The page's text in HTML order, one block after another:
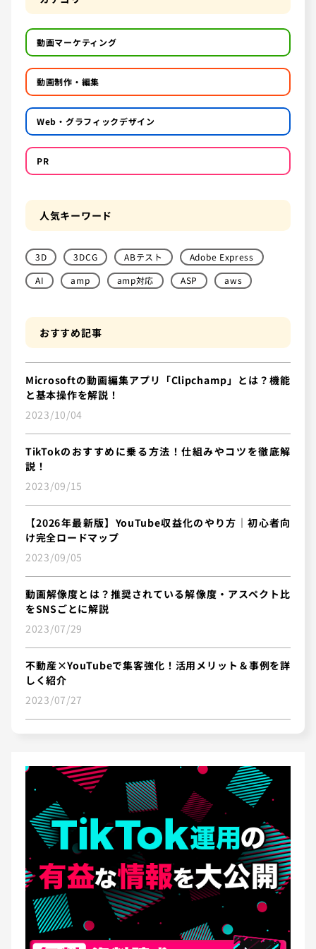
動画マーケティング
動画制作・編集
Web・グラフィックデザイン
PR
人気キーワード
3D 3DCG ABテスト
Adobe Express
AI
amp amp対応 ASP aws
おすすめ記事
Microsoftの動画編集アプリ「Clipchamp」とは？機能
と基本操作を解説！
2023/10/04
TikTokのおすすめに乗る方法！仕組みやコツを徹底解
説！
2023/09/15
【2026年最新版】YouTube収益化のやり方｜初心者向
け完全ロードマップ
2023/09/05
動画解像度とは？推奨されている解像度・アスペクト比
をSNSごとに解説
2023/07/29
不動産×YouTubeで集客強化！活用メリット＆事例を詳
しく紹介
2023/07/27